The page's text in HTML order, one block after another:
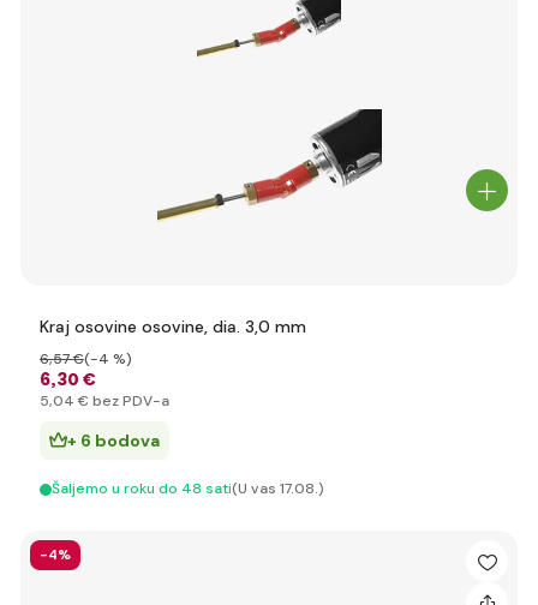
Kraj osovine osovine, dia. 3,0 mm
6,30 €
6,57 €(-4 %)
5,04 € bez PDV-a
+ 6 bodova
Šaljemo u roku do 48 sati(U vas 17.08.)
-4%